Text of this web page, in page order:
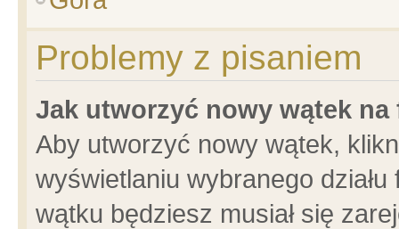
Problemy z pisaniem
Jak utworzyć nowy wątek na
Aby utworzyć nowy wątek,
wyświetlaniu wybranego
wątku będziesz musiał się